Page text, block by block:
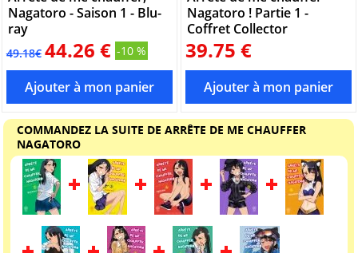
Nagatoro - Saison 1 - Blu-
ray
49.18€ 44.26 € -10 %
Nagatoro ! Partie 1 -
Coffret Collector
39.75 €
COMMANDEZ LA SUITE DE ARRÊTE DE ME CHAUFFER
NAGATORO